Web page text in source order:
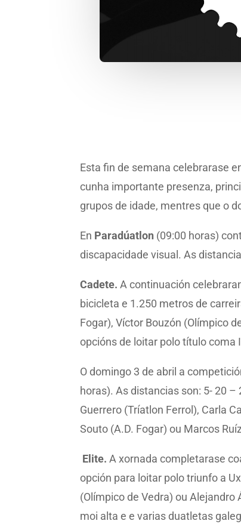
Esta fin de semana celebrarase
cunha importante presenza,
grupos de idade, mentres que o
En Paradúatlon (09:00 horas)
discapacidade visual. As
Cadete. A continuación
bicicleta e 1.250 metros de
Fogar), Víctor Bouzón (Olímpico
opcións de loitar polo título coma
O domingo 3 de abril a
horas). As distancias son: 5- 20
Guerrero (Tríatlon Ferrol), Carla
Souto (A.D. Fogar) ou Marcos
Elite.A xornada completarase
opción para loitar polo triunfo a
(Olímpico de Vedra) ou
moi alta e e varias duatletas